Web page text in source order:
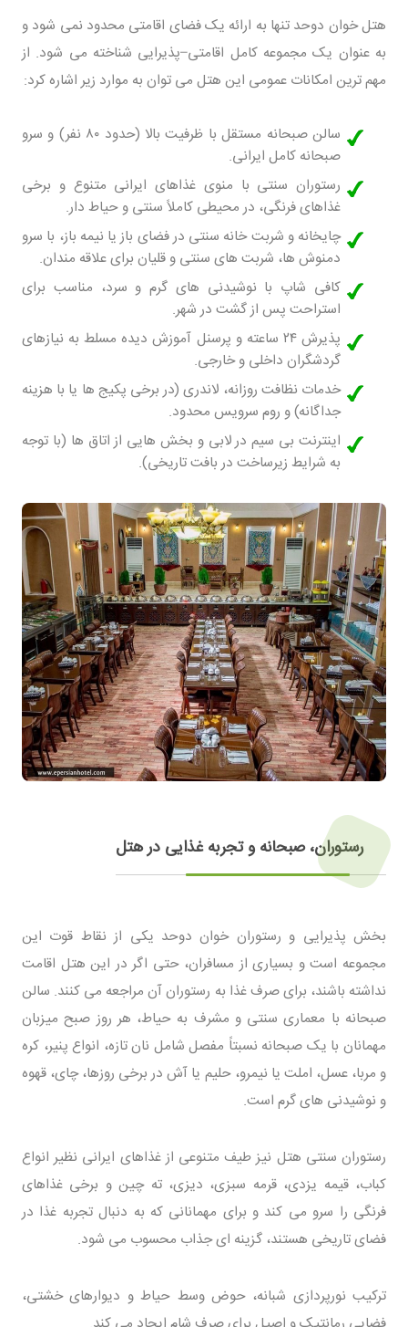
هتل خوان دوحد تنها به ارائه یک فضای اقامتی محدود نمی شود و
به عنوان یک مجموعه کامل اقامتی–پذیرایی شناخته می شود. از
مهم ترین امکانات عمومی این هتل می توان به موارد زیر اشاره کرد:
سالن صبحانه مستقل با ظرفیت بالا (حدود ۸۰ نفر) و سرو
صبحانه کامل ایرانی.
رستوران سنتی با منوی غذاهای ایرانی متنوع و برخی
غذاهای فرنگی، در محیطی کاملاً سنتی و حیاط دار.
چایخانه و شربت خانه سنتی در فضای باز یا نیمه باز، با سرو
دمنوش ها، شربت های سنتی و قلیان برای علاقه مندان.
کافی شاپ با نوشیدنی های گرم و سرد، مناسب برای
استراحت پس از گشت در شهر.
پذیرش ۲۴ ساعته و پرسنل آموزش دیده مسلط به نیازهای
گردشگران داخلی و خارجی.
خدمات نظافت روزانه، لاندری (در برخی پکیج ها یا با هزینه
جداگانه) و روم سرویس محدود.
اینترنت بی سیم در لابی و بخش هایی از اتاق ها (با توجه
به شرایط زیرساخت در بافت تاریخی).
رستوران، صبحانه و تجربه غذایی در هتل
بخش پذیرایی و رستوران خوان دوحد یکی از نقاط قوت این
مجموعه است و بسیاری از مسافران، حتی اگر در این هتل اقامت
نداشته باشند، برای صرف غذا به رستوران آن مراجعه می کنند. سالن
صبحانه با معماری سنتی و مشرف به حیاط، هر روز صبح میزبان
مهمانان با یک صبحانه نسبتاً مفصل شامل نان تازه، انواع پنیر، کره
و مربا، عسل، املت یا نیمرو، حلیم یا آش در برخی روزها، چای، قهوه
و نوشیدنی های گرم است.
رستوران سنتی هتل نیز طیف متنوعی از غذاهای ایرانی نظیر انواع
کباب، قیمه یزدی، قرمه سبزی، دیزی، ته چین و برخی غذاهای
فرنگی را سرو می کند و برای مهمانانی که به دنبال تجربه غذا در
فضای تاریخی هستند، گزینه ای جذاب محسوب می شود.
ترکیب نورپردازی شبانه، حوض وسط حیاط و دیوارهای خشتی،